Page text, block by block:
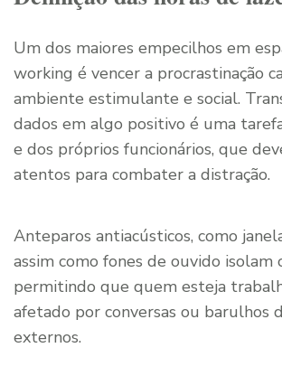
Um dos maiores empecilhos em
working é vencer a procrastinação
ambiente estimulante e social.
dados em algo positivo é uma
e dos próprios funcionários, que
atentos para combater a distração.
Anteparos antiacústicos, como
assim como fones de ouvido isolam
permitindo que quem esteja
afetado por conversas ou barulhos
externos.